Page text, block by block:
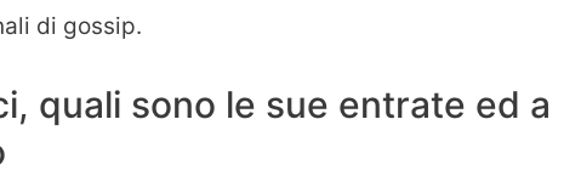
di gossip.
quali sono le sue entrate ed a